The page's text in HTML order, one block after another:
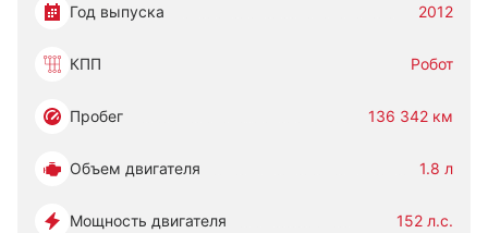
Год выпуска 2012
КПП Робот
Пробег 136 342 км
Объем двигателя 1.8 л
Мощность двигателя 152 л.с.